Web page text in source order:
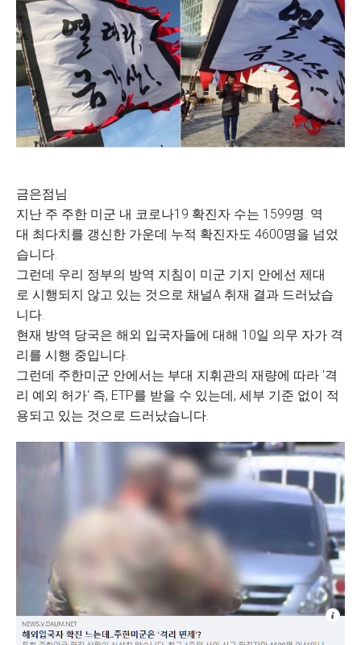
금은점님
지난 주 주한 미군 내 코로나19 확진자 수는 1599명. 역
대 최다치를 갱신한 가운데 누적 확진자도 4600명을 넘었
습니다.
그런데 우리 정부의 방역 지침이 미군 기지 안에선 제대
로 시행되지 않고 있는 것으로 채널A 취재 결과 드러났습
니다.
현재 방역 당국은 해외 입국자들에 대해 10일 의무 자가 격
리를 시행 중입니다.
그런데 주한미군 안에서는 부대 지휘관의 재량에 따라 '격
리 예외 허가' 즉, ETP를 받을 수 있는데, 세부 기준 없이 적
용되고 있는 것으로 드러났습니다.